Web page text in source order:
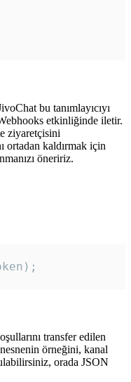
bu tanımlayıcıyı
etkinliğinde iletir.
ziyaretçisini
ortadan kaldırmak için
öneririz.
transfer edilen
örneğini, kanal
orada JSON